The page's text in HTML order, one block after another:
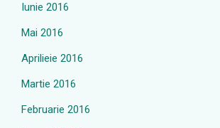
Iunie 2016
Mai 2016
Aprilieie 2016
Martie 2016
Februarie 2016